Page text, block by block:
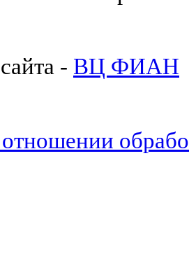
- ВЦ ФИАН